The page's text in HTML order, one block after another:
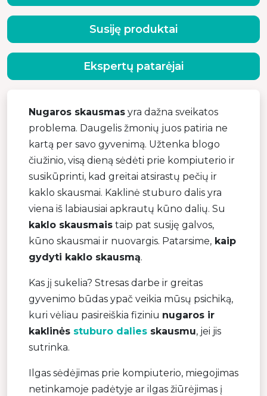
Nugaros skausmas yra dažna sveikatos
problema. Daugelis žmonių juos patiria ne
kartą per savo gyvenimą. Užtenka blogo
čiužinio, visą dieną sėdėti prie kompiuterio ir
susikūprinti, kad greitai atsirastų pečių ir
kaklo skausmai. Kaklinė stuburo dalis yra
viena iš labiausiai apkrautų kūno dalių. Su
kaklo skausmais taip pat susiję galvos,
kūno skausmai ir nuovargis. Patarsime, kaip
gydyti kaklo skausmą.
Kas jį sukelia? Stresas darbe ir greitas
gyvenimo būdas ypač veikia mūsų psichiką,
kuri vėliau pasireiškia fiziniu nugaros ir
kaklinės stuburo dalies skausmu, jei jis
sutrinka.
Ilgas sėdėjimas prie kompiuterio, miegojimas
netinkamoje padėtyje ar ilgas žiūrėjimas į
Susiję produktai
Ekspertų patarėjai